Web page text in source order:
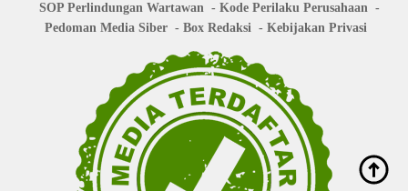
SOP Perlindungan Wartawan
Kode Perilaku Perusahaan
Pedoman Media Siber
Box Redaksi Kebijakan Privasi